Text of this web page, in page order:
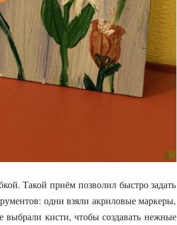
Такой приём позволил быстро задать
одни взяли акриловые маркеры,
кисти, чтобы создавать нежные